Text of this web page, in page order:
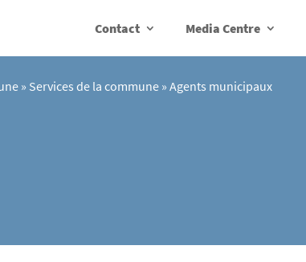
Contact Media Centre
» Services de la commune » Agents municipaux